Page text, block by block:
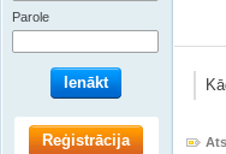
Parole
Ienākt
Reģistrācija